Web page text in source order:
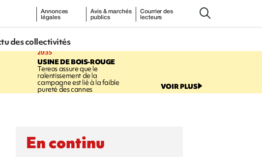
Annonces
légales
Avis & marchés
publics
Courrier des
lecteurs
des collectivités
20:35
USINE DE BOIS-ROUGE
Tereos assure que le
ralentissement de la
campagne est lié à la faible
pureté des cannes VOIR PLUS
En continu